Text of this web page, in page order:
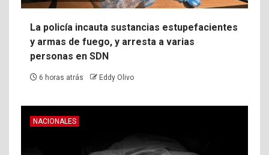
La policía incauta sustancias estupefacientes
y armas de fuego, y arresta a varias
personas en SDN
6 horas atrás Eddy Olivo
NACIONALES